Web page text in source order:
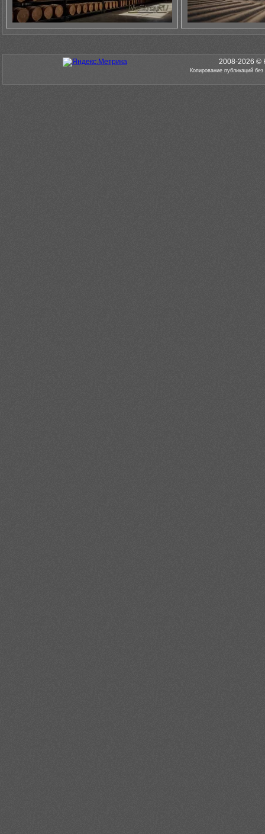
2008-2026 ©
Копирование публикаций